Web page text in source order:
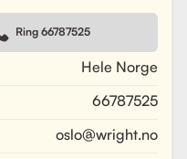
oppstarten har
å tilby
både
nødvendig
Ring 66787525
Hele Norge
66787525
oslo@wright.no